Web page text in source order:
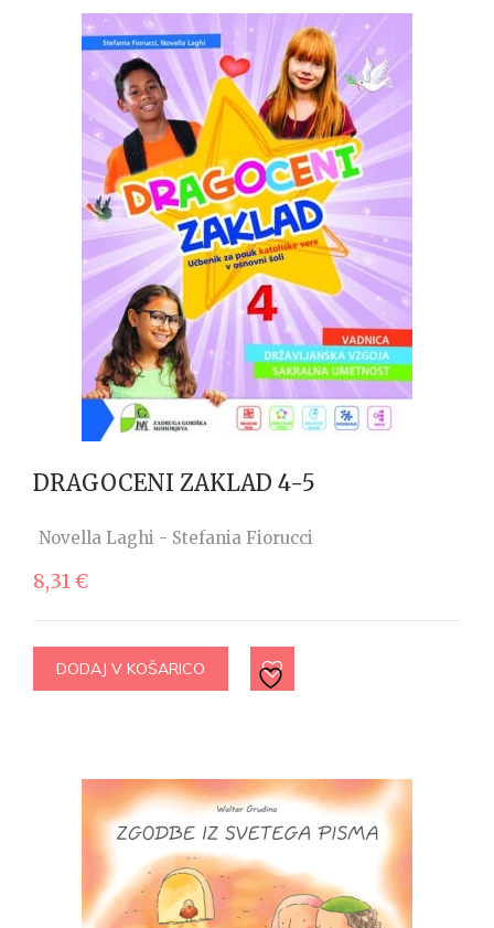
DRAGOCENI ZAKLAD 4-5
Novella Laghi - Stefania Fiorucci
8,31€
DODAJ V KOŠARICO